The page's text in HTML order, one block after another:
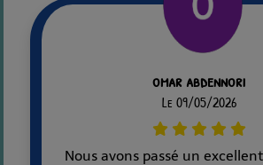
omar abdennori
Le 09/05/2026
Nous avons passé un